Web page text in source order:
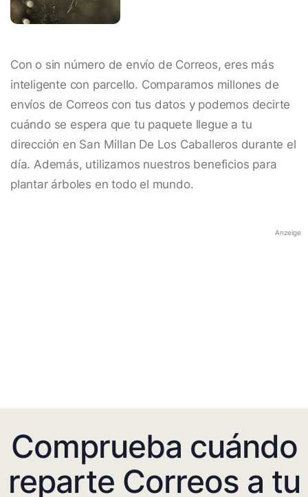
Con o sin número de envío de Correos, eres más
inteligente con parcello. Comparamos millones de
envíos de Correos con tus datos y podemos decirte
cuándo se espera que tu paquete llegue a tu
dirección en San Millan De Los Caballeros durante el
día. Además, utilizamos nuestros beneficios para
plantar árboles en todo el mundo.
Anzeige
Comprueba cuándo
reparte Correos a tu